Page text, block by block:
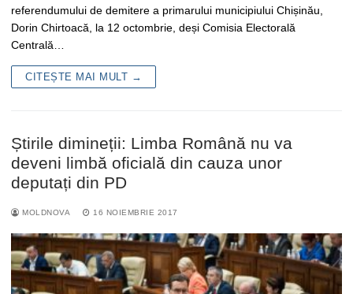
referendumului de demitere a primarului municipiului Chișinău,
Dorin Chirtoacă, la 12 octombrie, deși Comisia Electorală
Centrală…
CITEȘTE MAI MULT →
Știrile dimineții: Limba Română nu va
deveni limbă oficială din cauza unor
deputați din PD
MOLDNOVA 16 NOIEMBRIE 2017